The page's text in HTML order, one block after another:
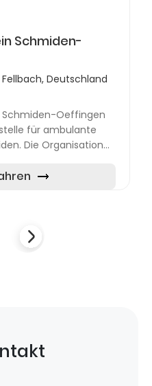
Schmiden-
Deutschland
Schmiden-Oeffingen
für ambulante
Die Organisation